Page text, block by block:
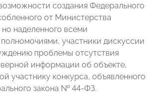
создания Федерального
от Министерства
наделенного всеми
участники дискуссии
проблемы отсутствия
информации об объекте,
участнику конкурса, объявленного
закона № 44-ФЗ.